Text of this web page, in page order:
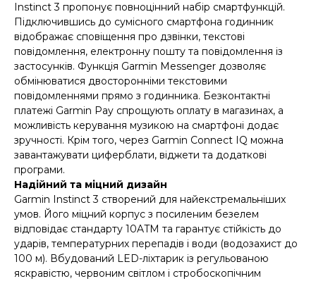
Instinct 3 пропонує повноцінний набір смартфункцій.
Підключившись до сумісного смартфона годинник
відображає сповіщення про дзвінки, текстові
повідомлення, електронну пошту та повідомлення із
застосунків. Функція Garmin Messenger дозволяє
обмінюватися двосторонніми текстовими
повідомленнями прямо з годинника. Безконтактні
платежі Garmin Pay спрощують оплату в магазинах, а
можливість керування музикою на смартфоні додає
зручності. Крім того, через Garmin Connect IQ можна
завантажувати циферблати, віджети та додаткові
програми.
Надійний та міцний дизайн
Garmin Instinct 3 створений для найекстремальніших
умов. Його міцний корпус з посиленим безелем
відповідає стандарту 10ATM та гарантує стійкість до
ударів, температурних перепадів і води (водозахист до
100 м). Вбудований LED-ліхтарик із регульованою
яскравістю, червоним світлом і стробоскопічним